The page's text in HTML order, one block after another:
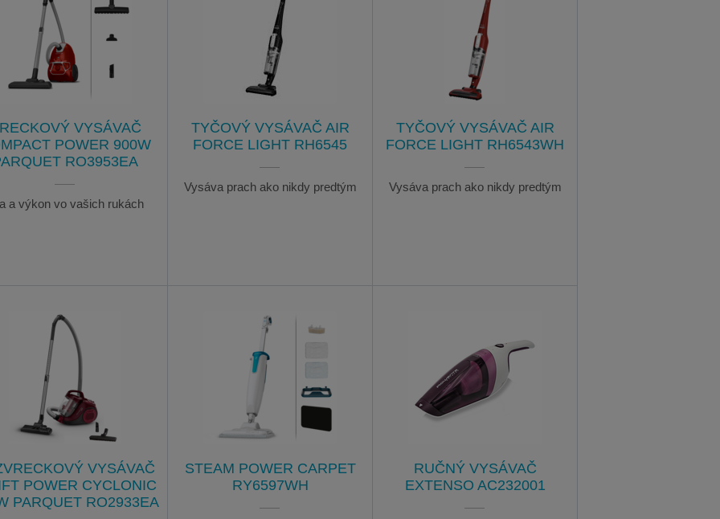
VYSÁVAČ
POWER 900W
RO3953EA
a výkon vo vašich rukách
TYČOVÝ VYSÁVAČ AIR
FORCE LIGHT RH6545
Vysáva prach ako nikdy predtým
TYČOVÝ VYSÁVAČ AIR
FORCE LIGHT RH6543WH
Vysáva prach ako nikdy predtým
VYSÁVAČ
POWER CYCLONIC
PARQUET RO2933EA
STEAM POWER CARPET
RY6597WH
RUČNÝ VYSÁVAČ
EXTENSO AC232001